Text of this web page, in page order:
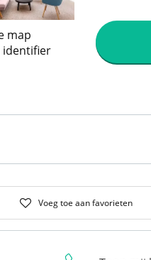
Voeg toe aan favorieten